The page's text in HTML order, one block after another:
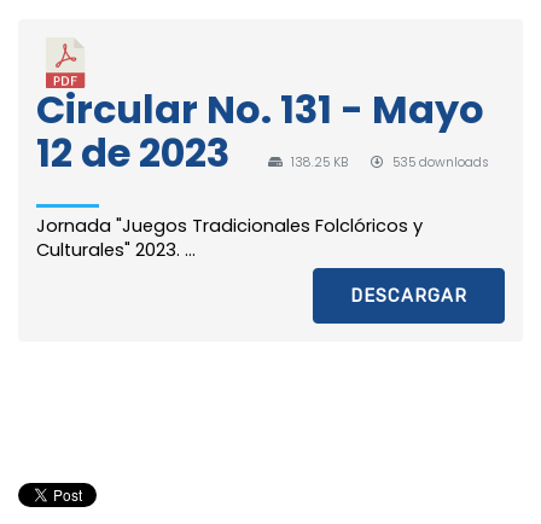
Circular No. 131 - Mayo
12 de 2023
138.25 KB 535 downloads
Jornada "Juegos Tradicionales Folclóricos y
Culturales" 2023. ...
DESCARGAR